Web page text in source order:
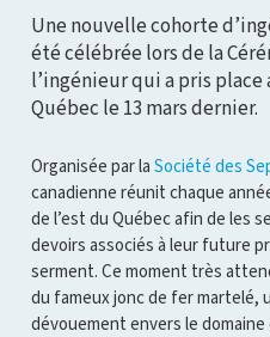
Une nouvelle cohorte
été célébrée lors de la
l’ingénieur qui a pris place
Québec le 13 mars dernier.
Organisée par la Société des
canadienne réunit chaque
de l’est du Québec afin de les
devoirs associés à leur future
serment. Ce moment très
du fameux jonc de fer martelé,
dévouement envers le